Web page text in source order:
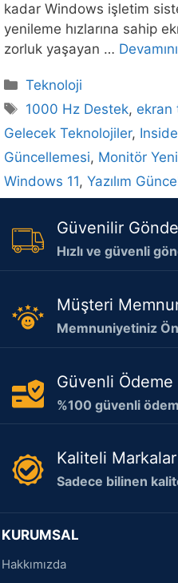
kadar Windows işletim
yenileme hızlarına sahip
zorluk yaşayan …
Kategoriler
Teknoloji
Etiketler
1000 Hz Destek, ekran
Gelecek Teknolojiler,
Güncellemesi, Monitör
Windows 11, Yazılım
Güvenilir
Hızlı ve güvenli
Müşteri
Memnuniyetiniz
Güvenli Ödeme
%100 güvenli
Kaliteli Markalar
Sadece bilinen
KURUMSAL
Hakkımızda